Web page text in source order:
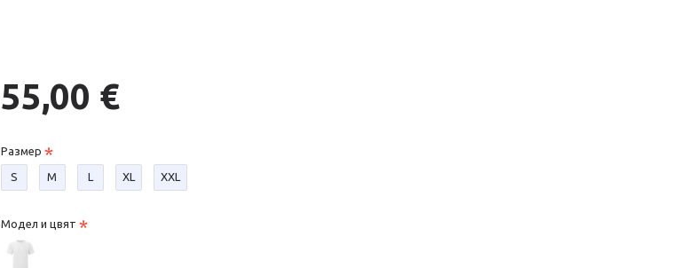
55,00 €
Размер
S М L XL XXL
Модел и цвят